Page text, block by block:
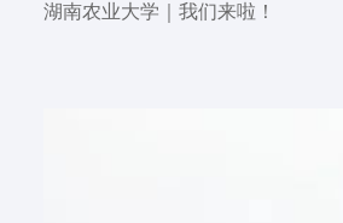
湖南农业大学 ｜我们来啦！